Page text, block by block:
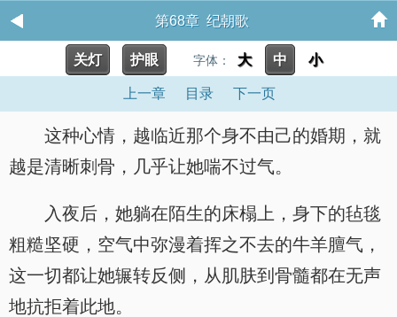
第68章 纪朝歌
关灯 护眼 字体： 大 中 小
上一章 目录 下一页
这种心情，越临近那个身不由己的婚期，就
越是清晰刺骨，几乎让她喘不过气。
入夜后，她躺在陌生的床榻上，身下的毡毯
粗糙坚硬，空气中弥漫着挥之不去的牛羊膻气，
这一切都让她辗转反侧，从肌肤到骨髓都在无声
地抗拒着此地。